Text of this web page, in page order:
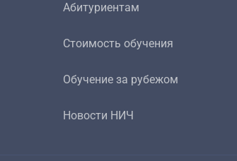
Абитуриентам
Стоимость обучения
Обучение за рубежом
Новости НИЧ